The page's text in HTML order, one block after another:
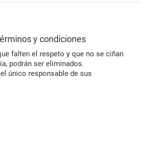
y condiciones
falten el respeto y que no se ciñan
podrán ser eliminados.
único responsable de sus